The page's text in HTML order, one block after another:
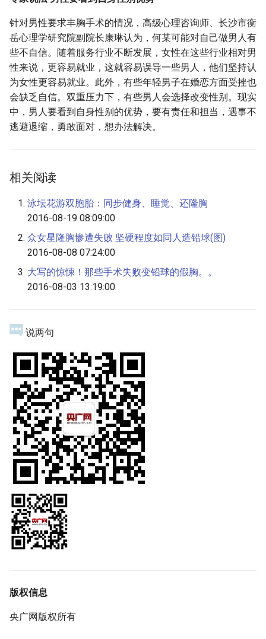
针对男性要求丰胸手术的情况，高级心理咨询师、长沙市衡
岳心理学研究院副院长康琳认为，何某可能对自己做男人有
些不自信。随着服务行业不断发展，女性在这些行业相对男
性来说，更容易就业，这就容易误导一些男人，他们坚持认
为女性更容易就业。此外，有些年轻男子在婚恋方面受挫也
会缺乏自信。双重压力下，有些男人会选择改变性别。现实
中，男人要看到自身性别的优势，要有责任和担当，遇事不
逃避退缩，勇敢面对，想办法解决。
相关阅读
泳坛花游双胞胎：同步健身、睡觉、还隆胸
2016-08-19 08:09:00
众女星隆胸惨遭失败 坚硬程度如同人造铅球(图)
2016-08-08 07:24:00
大写的惊悚！那些手术失败变铅球的假胸。。
2016-08-03 13:19:00
说两句
版权信息
央广网版权所有